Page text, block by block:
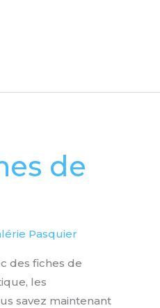
de
Pasquier
des fiches de
les
savez maintenant